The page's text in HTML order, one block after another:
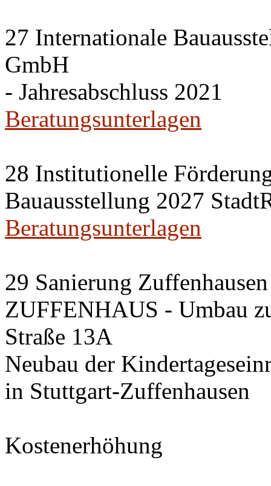
27 Internationale
GmbH
- Jahresabschluss 2021
Beratungsunterlagen
28 Institutionelle
Bauausstellung 2027
Beratungsunterlagen
29 Sanierung
ZUFFENHAUS - Umbau
Straße 13A
Neubau der
in Stuttgart-Zuffenhausen
Kostenerhöhung